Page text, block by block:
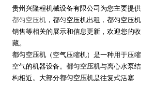
贵州兴隆程机械设备有限公司为您主要提供
都匀空压机，都匀空压机出租，都匀空压机
销售等相关的展示和信息更新，欢迎您的收
藏。
都匀空压机（空气压缩机）是一种用于压缩
空气的机器设备。 都匀空压机与离心水泵结
构相近。大部分都匀空压机是往复式活塞